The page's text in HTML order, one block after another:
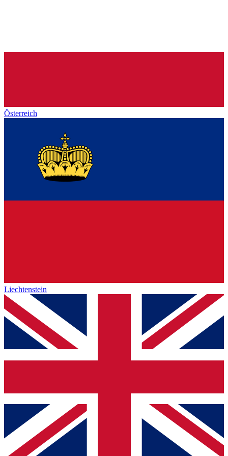
Österreich
Liechtenstein